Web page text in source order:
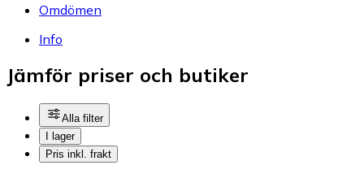
Omdömen
Info
Jämför priser och butiker
Alla filter
I lager
Pris inkl. frakt